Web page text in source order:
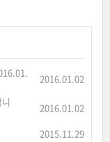
2016.01.02
2016.01.02
2015.11.29